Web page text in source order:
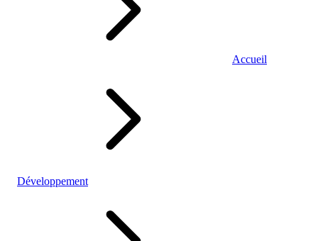
Accueil
Développement